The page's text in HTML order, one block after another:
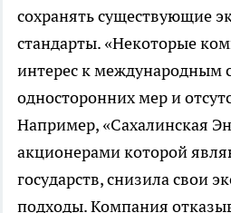
сохранять существующие
стандарты. «Некоторые
интерес к международным
односторонних мер и
Например, «Сахалинская
акционерами которой
государств, снизила свои
подходы. Компания